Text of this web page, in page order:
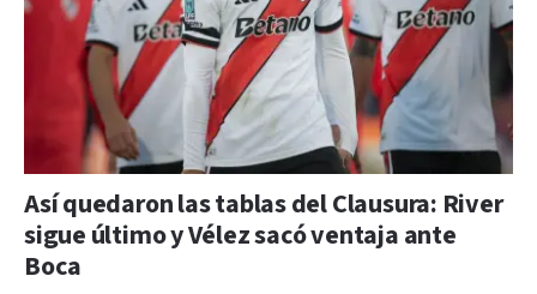
Así quedaron las tablas del Clausura: River
sigue último y Vélez sacó ventaja ante
Boca